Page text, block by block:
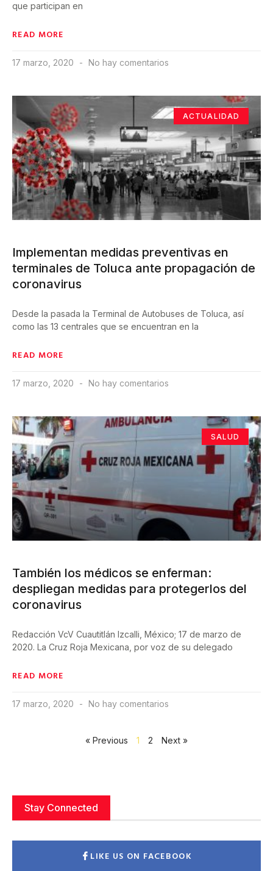
que participan en
READ MORE
17 marzo, 2020 No hay comentarios
ACTUALIDAD
Implementan medidas preventivas en
terminales de Toluca ante propagación de
coronavirus
Desde la pasada la Terminal de Autobuses de Toluca, así
como las 13 centrales que se encuentran en la
READ MORE
17 marzo, 2020 No hay comentarios
SALUD
También los médicos se enferman:
despliegan medidas para protegerlos del
coronavirus
Redacción VcV Cuautitlán Izcalli, México; 17 de marzo de
2020. La Cruz Roja Mexicana, por voz de su delegado
READ MORE
17 marzo, 2020 No hay comentarios
« Previous 1 2 Next »
Stay Connected
LIKE US ON FACEBOOK